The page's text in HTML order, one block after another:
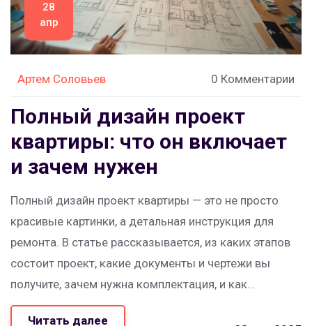
28
апр
Артем Соловьев 0 Комментарии
Полный дизайн проект
квартиры: что он включает
и зачем нужен
Полный дизайн проект квартиры — это не просто
красивые картинки, а детальная инструкция для
ремонта. В статье рассказывается, из каких этапов
состоит проект, какие документы и чертежи вы
получите, зачем нужна комплектация, и как
правильно использовать техническое задание.
Читать далее